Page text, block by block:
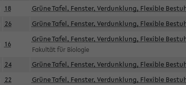
18 Grüne Tafel, Fenster, Verdunklung, Flexible
26 Grüne Tafel, Fenster, Verdunklung, Flexible
16
Grüne Tafel, Fenster, Verdunklung, Flexible
Fakultät für Biologie
24 Grüne Tafel, Fenster, Verdunklung, Flexible
22 Grüne Tafel, Fenster, Verdunklung, Flexible